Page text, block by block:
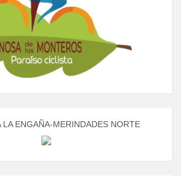
LA ENGAÑA-MERINDADES NORTE